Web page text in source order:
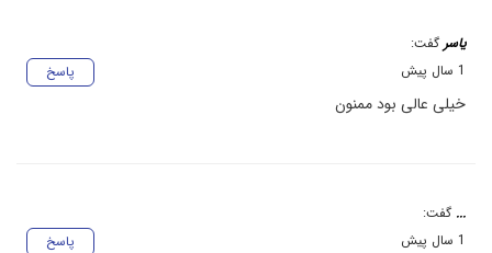
یاسر گفت:
پاسخ
1 سال پیش
خیلی عالی بود ممنون
... گفت:
پاسخ
1 سال پیش